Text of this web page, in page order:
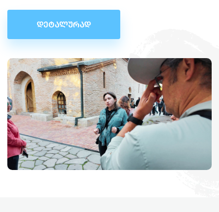
ᲓᲔᲢᲐᲚᲣᲠᲐᲓ